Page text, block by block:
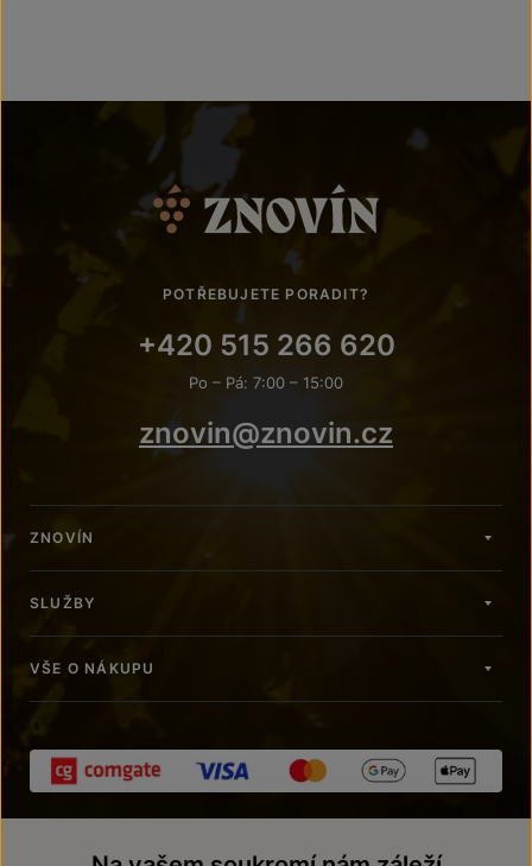
POTŘEBUJETE PORADIT?
+420 515 266 620
Po – Pá: 7:00 – 15:00
znovin@znovin.cz
ZNOVÍN
SLUŽBY
VŠE O NÁKUPU